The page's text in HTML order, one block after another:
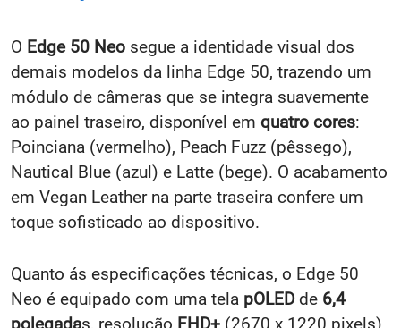
O Edge 50 Neo segue a identidade visual dos
demais modelos da linha Edge 50, trazendo um
módulo de câmeras que se integra suavemente
ao painel traseiro, disponível em quatro cores:
Poinciana (vermelho), Peach Fuzz (pêssego),
Nautical Blue (azul) e Latte (bege). O acabamento
em Vegan Leather na parte traseira confere um
toque sofisticado ao dispositivo.
Quanto ás especificações técnicas, o Edge 50
Neo é equipado com uma tela pOLEDde 6,4
polegadas, resolução FHD+ (2670 x 1220 pixels)